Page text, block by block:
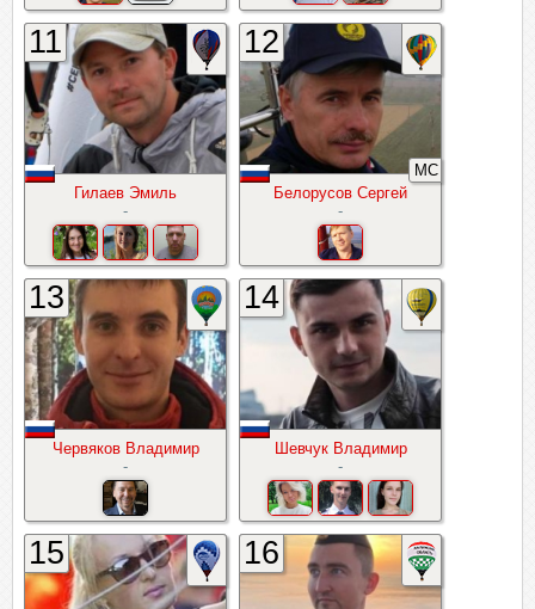
Гилаев Эмиль
-
11
Белорусов Сергей
-
МС
12
Червяков Владимир
-
13
Шевчук Владимир
-
14
15 16